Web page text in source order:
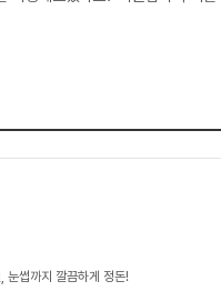
눈썹까지 깔끔하게 정돈!